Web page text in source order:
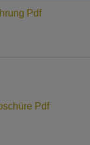
Pdf
Pdf